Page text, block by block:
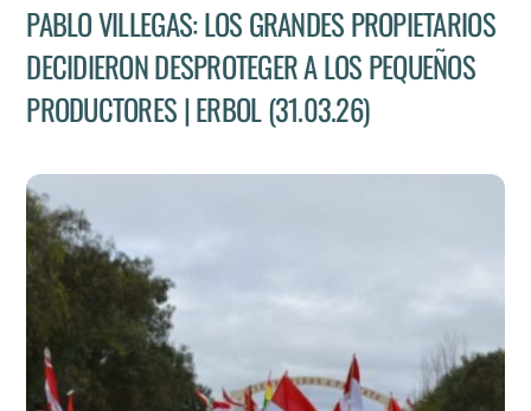
PABLO VILLEGAS: LOS GRANDES PROPIETARIOS
DECIDIERON DESPROTEGER A LOS PEQUEÑOS
PRODUCTORES | ERBOL (31.03.26)